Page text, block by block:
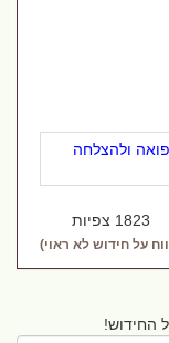
ולהצלחה
1823 צפיות
על חידוש לא ראוי)